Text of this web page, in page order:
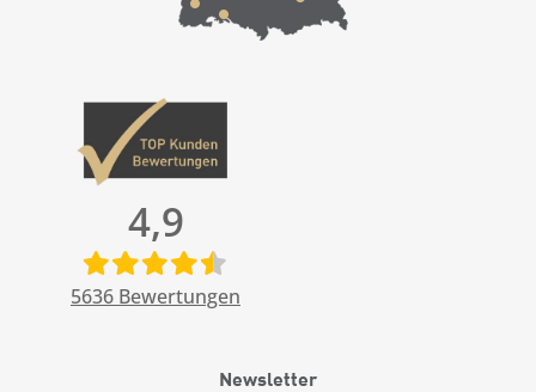
4,9
5636 Bewertungen
Newsletter